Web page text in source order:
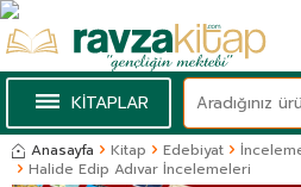
KİTAPLAR
Anasayfa Kitap Edebiyat
Halide Edip Adıvar İncelemeleri